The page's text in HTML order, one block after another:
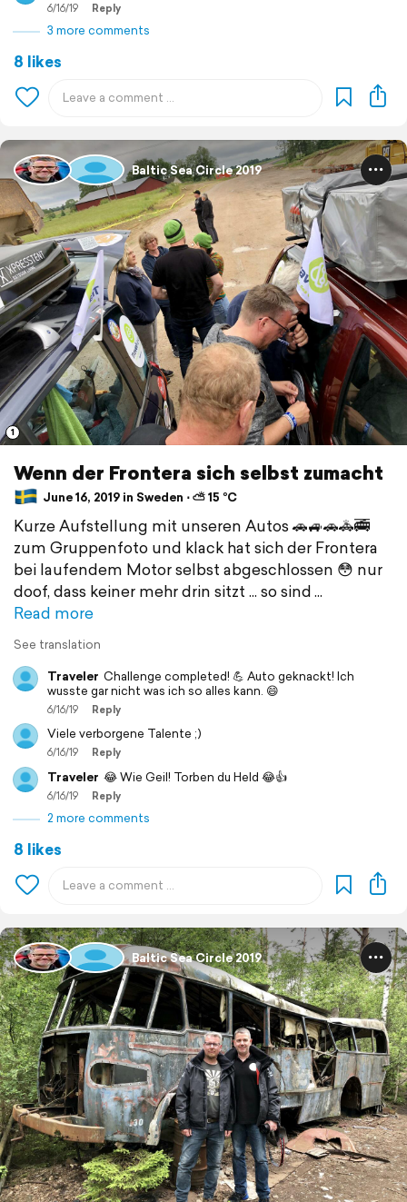
6/16/19 Reply
3 more comments
8 likes
Baltic Sea Circle 2019
1
Wenn der Frontera sich selbst zumacht
June 16, 2019 in Sweden ⋅ ⛅ 15 °C
Kurze Aufstellung mit unseren Autos 🚗🚙🚗🚓🚎
zum Gruppenfoto und klack hat sich der Frontera
bei laufendem Motor selbst abgeschlossen 😳 nur
doof, dass keiner mehr drin sitzt ... so sind
Read more
See translation
Traveler Challenge completed! 💪 Auto geknackt! Ich
wusste gar nicht was ich so alles kann. 😄
6/16/19 Reply
Viele verborgene Talente ;)
6/16/19 Reply
Traveler 😂 Wie Geil! Torben du Held 😂👍
6/16/19 Reply
2 more comments
8 likes
Baltic Sea Circle 2019